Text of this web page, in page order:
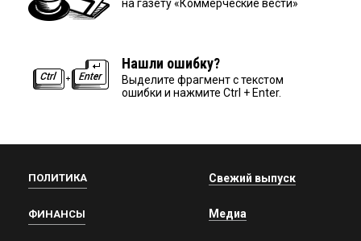
на газету «Коммерческие вести»
Нашли ошибку?
Выделите фрагмент с текстом
ошибки и нажмите Ctrl + Enter.
ПОЛИТИКА
ФИНАНСЫ
Свежий выпуск
Медиа